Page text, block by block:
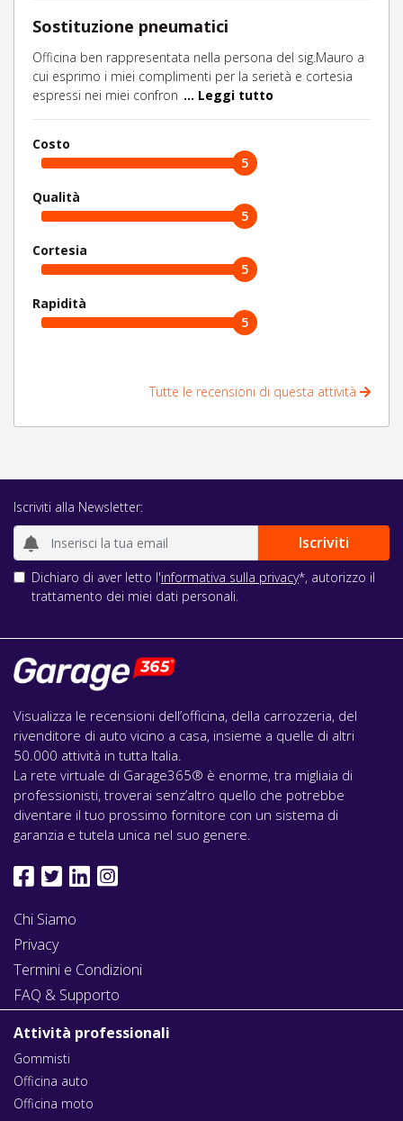
Sostituzione pneumatici
Officina ben rappresentata nella persona del sig.Mauro a
cui esprimo i miei complimenti per la serietà e cortesia
espressi nei miei confron ... Leggi tutto
Costo
5
Qualità
5
Cortesia
5
Rapidità
5
Tutte le recensioni di questa attività
Iscriviti alla Newsletter:
Dichiaro di aver letto l'informativa sulla privacy*, autorizzo il
trattamento dei miei dati personali.
Visualizza le recensioni dell’officina, della carrozzeria, del
rivenditore di auto vicino a casa, insieme a quelle di altri
50.000 attività in tutta Italia.
La rete virtuale di Garage365® è enorme, tra migliaia di
professionisti, troverai senz’altro quello che potrebbe
diventare il tuo prossimo fornitore con un sistema di
garanzia e tutela unica nel suo genere.
Chi Siamo
Privacy
Termini e Condizioni
FAQ & Supporto
Attività professionali
Gommisti
Officina auto
Officina moto